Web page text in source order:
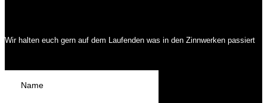
Wir halten euch gern auf dem Laufenden was in den Zinnwerken passiert